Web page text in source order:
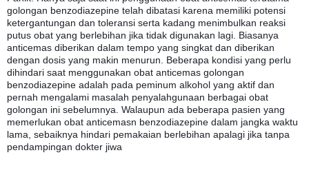
golongan benzodiazepine telah dibatasi karena memiliki potensi
ketergantungan dan toleransi serta kadang menimbulkan reaksi
putus obat yang berlebihan jika tidak digunakan lagi. Biasanya
anticemas diberikan dalam tempo yang singkat dan diberikan
dengan dosis yang makin menurun. Beberapa kondisi yang perlu
dihindari saat menggunakan obat anticemas golongan
benzodiazepine adalah pada peminum alkohol yang aktif dan
pernah mengalami masalah penyalahgunaan berbagai obat
golongan ini sebelumnya. Walaupun ada beberapa pasien yang
memerlukan obat anticemasn benzodiazepine dalam jangka waktu
lama, sebaiknya hindari pemakaian berlebihan apalagi jika tanpa
pendampingan dokter jiwa